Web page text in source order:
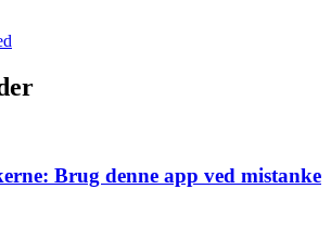
Brug denne app ved mistanke